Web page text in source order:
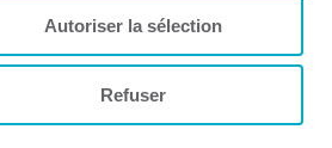
Autoriser la sélection
Refuser